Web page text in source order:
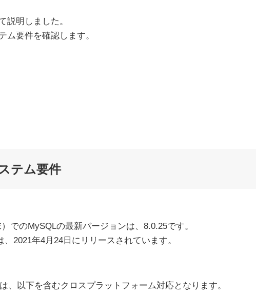
説明しました。
ム要件を確認します。
テム要件
でのMySQLの最新バージョンは、8.0.25です。
2021年4月24日にリリースされています。
、以下を含むクロスプラットフォーム対応となります。